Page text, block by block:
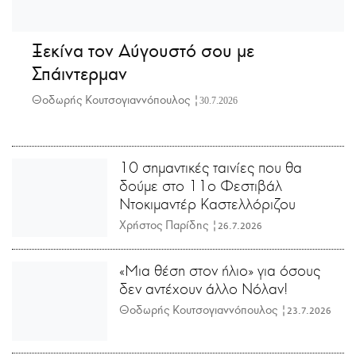
Ξεκίνα τον Αύγουστό σου με
Σπάιντερμαν
Θοδωρής Κουτσογιαννόπουλος | 30.7.2026
10 σημαντικές ταινίες που θα
δούμε στο 11ο Φεστιβάλ
Ντοκιμαντέρ Καστελλόριζου
Χρήστος Παρίδης | 26.7.2026
«Μια θέση στον ήλιο» για όσους
δεν αντέχουν άλλο Νόλαν!
Θοδωρής Κουτσογιαννόπουλος | 23.7.2026